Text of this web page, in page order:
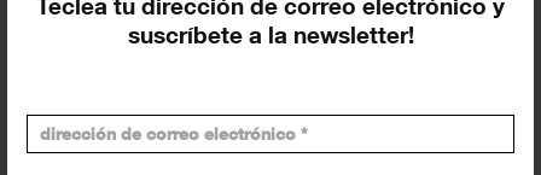
suscríbete a la newsletter!